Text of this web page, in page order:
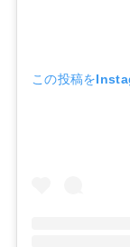
この投稿を